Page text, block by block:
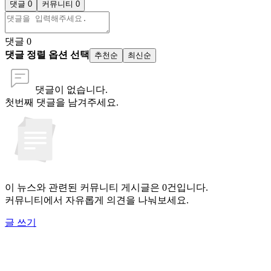
댓글 0 커뮤니티 0
댓글 0
댓글 정렬 옵션 선택
추천순 최신순
댓글이 없습니다.
첫번째 댓글을 남겨주세요.
이 뉴스와 관련된 커뮤니티 게시글은 0건입니다.
커뮤니티에서 자유롭게 의견을 나눠보세요.
글 쓰기